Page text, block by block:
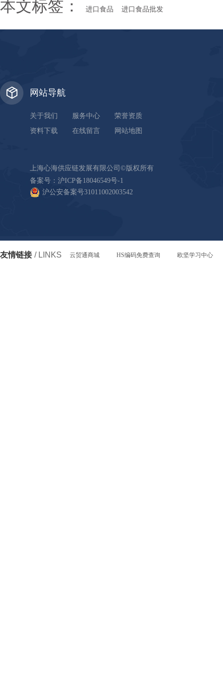
本文标签： 进口食品 进口食品批发
网站导航
关于我们 服务中心
荣誉资质
资料下载
在线留言 网站地图
上海心海供应链发展有限公司©版权所有
备案号： 沪ICP备18046549号-1
沪公安备案号31011002003542
友情链接 / LINKS 云贸通商城 HS编码免费查询 欧坚学习中心